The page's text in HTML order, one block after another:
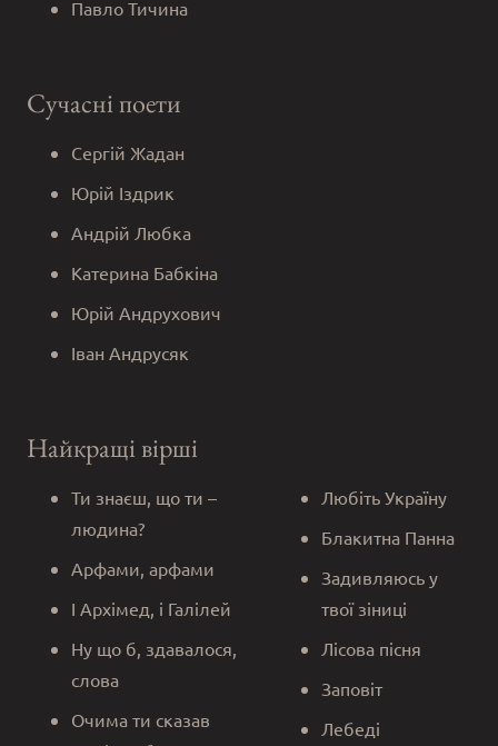
Павло Тичина
Сучасні поети
Сергій Жадан
Юрій Іздрик
Андрій Любка
Катерина Бабкіна
Юрій Андрухович
Іван Андрусяк
Найкращі вірші
Ти знаєш, що ти –
людина?
Арфами, арфами
І Архімед, і Галілей
Ну що б, здавалося,
слова
Очима ти сказав
Любіть Україну
Блакитна Панна
Задивляюсь у
твої зіниці
Лісова пісня
Заповіт
Лебеді